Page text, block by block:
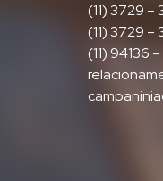
(11) 3729 –
(11) 3729 –
(11) 94136